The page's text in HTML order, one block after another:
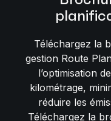
Téléchargez la
gestion Route
l’optimisation
kilométrage,
réduire les
Téléchargez la